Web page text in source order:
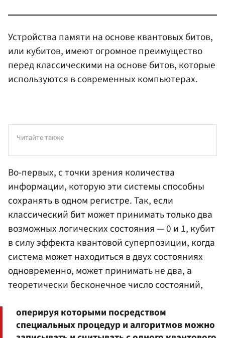
Устройства памяти на основе квантовых битов,
или кубитов, имеют огромное преимущество
перед классическими на основе битов, которые
используются в современных компьютерах.
Читайте также
Во-первых, с точки зрения количества
информации, которую эти системы способны
сохранять в одном регистре. Так, если
классический бит может принимать только два
возможных логических состояния — 0 и 1, кубит
в силу эффекта квантовой суперпозиции, когда
система может находиться в двух состояниях
одновременно, может принимать не два, а
теоретически бесконечное число состояний,
оперируя которыми посредством
специальных процедур и алгоритмов можно